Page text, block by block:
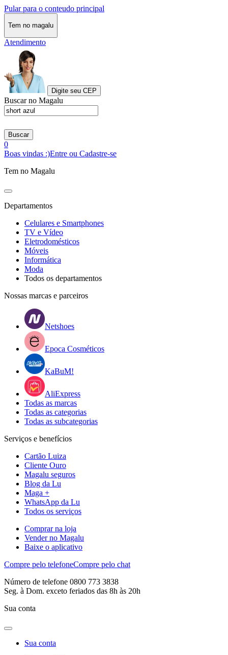
Pular para o conteudo principal
Tem no magalu
Atendimento
Digite seu CEP
Buscar no Magalu
Buscar
0
Boas vindas :)Entre ou Cadastre-se
Tem no Magalu
Departamentos
Celulares e Smartphones
TV e Vídeo
Eletrodomésticos
Móveis
Informática
Moda
Todos os departamentos
Nossas marcas e parceiros
Netshoes
Epoca Cosméticos
KaBuM!
AliExpress
Todas as marcas
Todas as categorias
Todas as subcategorias
Serviços e benefícios
Cartão Luiza
Cliente Ouro
Magalu seguros
Blog da Lu
Maga +
WhatsApp da Lu
Todos os serviços
Comprar na loja
Vender no Magalu
Baixe o aplicativo
Compre pelo telefoneCompre pelo chat
Número de telefone 0800 773 3838
Seg. à Dom. exceto feriados das 8h às 20h
Sua conta
Sua conta